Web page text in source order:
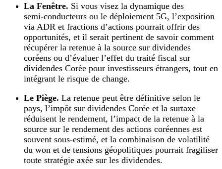
La Fenêtre. Si vous visez la dynamique des
semi‑conducteurs ou le déploiement 5G, l’exposition
via ADR et fractions d’actions pourrait offrir des
opportunités, et il serait pertinent de savoir comment
récupérer la retenue à la source sur dividendes
coréens ou d’évaluer l’effet du traité fiscal sur
dividendes Corée pour investisseurs étrangers, tout en
intégrant le risque de change.
Le Piège. La retenue peut être définitive selon le
pays, l’impôt sur dividendes Corée et la surtaxe
réduisent le rendement, l’impact de la retenue à la
source sur le rendement des actions coréennes est
souvent sous‑estimé, et la combinaison de volatilité
du won et de tensions géopolitiques pourrait fragiliser
toute stratégie axée sur les dividendes.